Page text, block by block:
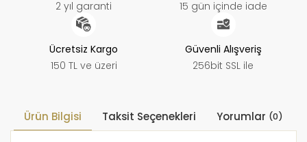
2 yıl garanti
15 gün içinde iade
Ücretsiz Kargo
150 TL ve üzeri
Güvenli Alışveriş
256bit SSL ile
Ürün Bilgisi Taksit Seçenekleri Yorumlar (0)